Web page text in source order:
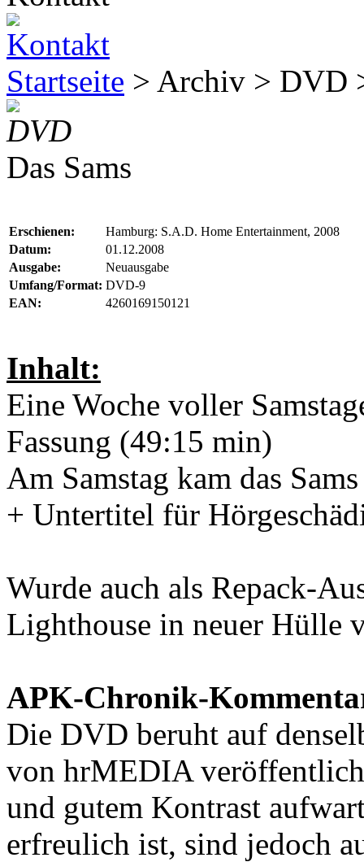
Startseite > Archiv > DVD
DVD
Das Sams
Erschienen:
Hamburg: S.A.D. Home Entertainment, 2008
Datum:
01.12.2008
Ausgabe:
Neuausgabe
Umfang/Format: DVD-9
EAN:
4260169150121
Inhalt:
Eine Woche voller
Fassung (49:15 min)
Am Samstag kam das
+ Untertitel für
Wurde auch als Repack-
Lighthouse in neuer Hülle
APK-Chronik-
Die DVD beruht auf
von hrMEDIA
und gutem Kontrast
erfreulich ist, sind jedoch